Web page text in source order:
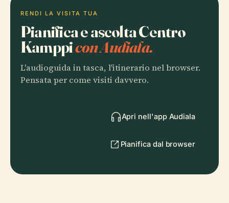
RENDI LA VISITA TUA
Pianifica e ascolta Centro
Kamppicon Audiala.
L'audioguida in tasca, l'itinerario nel browser.
Pensata per come visiti davvero.
Apri nell'app Audiala
Pianifica dal browser